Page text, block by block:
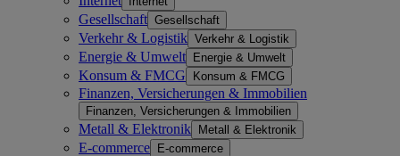
Gesellschaft Gesellschaft
Verkehr & Logistik Verkehr & Logistik
Energie & Umwelt Energie & Umwelt
Konsum & FMCG Konsum & FMCG
Finanzen, Versicherungen & Immobilien
Finanzen, Versicherungen & Immobilien
Metall & Elektronik Metall & Elektronik
E-commerce E-commerce